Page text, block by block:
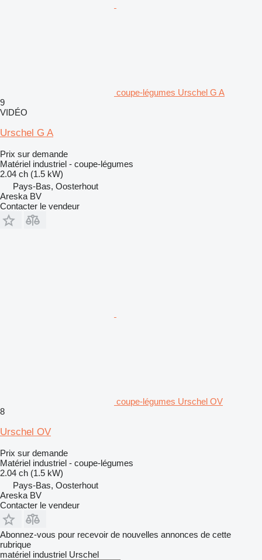
coupe-légumes Urschel G A
9
VIDÉO
Urschel G A
Prix sur demande
Matériel industriel - coupe-légumes
2.04 ch (1.5 kW)
Pays-Bas, Oosterhout
Areska BV
Contacter le vendeur
coupe-légumes Urschel OV
8
Urschel OV
Prix sur demande
Matériel industriel - coupe-légumes
2.04 ch (1.5 kW)
Pays-Bas, Oosterhout
Areska BV
Contacter le vendeur
Abonnez-vous pour recevoir de nouvelles annonces de cette
rubrique
matériel industriel Urschel